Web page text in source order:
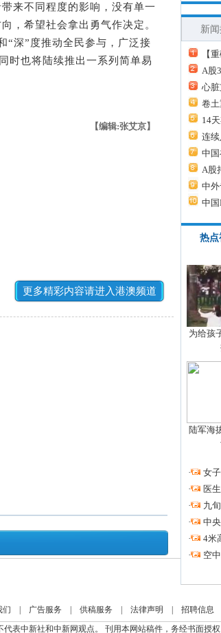
来不同程度的影响，没有单一
，希望社会拿出勇气作决定。
“深”度推动全民参与，广泛接
时也将陆续推出一系列简单易
【编辑:张艾京】
更多精彩内容请进入港澳频道
新
【
A股
心
卷
14
连续
中
A股
中
中国
热点
为给孩
陆军海
·
女
·
医
·
九
·
中
·
4米
·
空
们 广告服务 供稿服务 法律声明 招聘信息
表中新社和中新网观点。 刊用本网站稿件，务经书面授权